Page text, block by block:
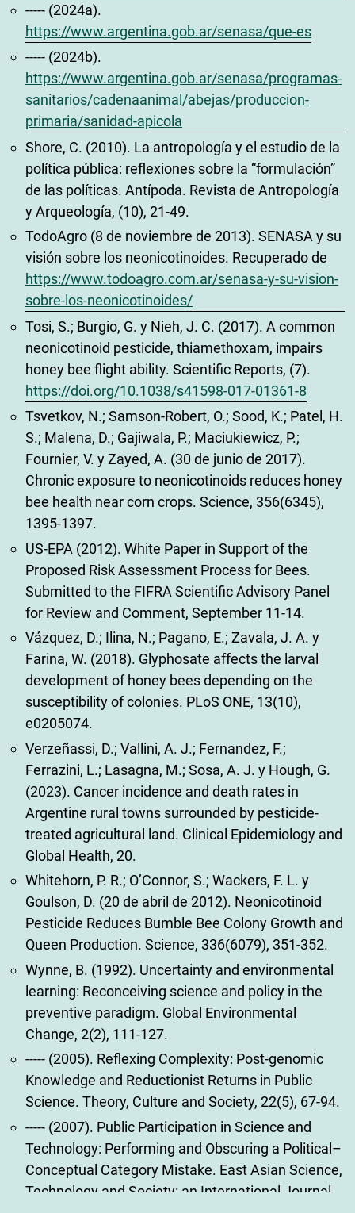
----- (2024a).
https://www.argentina.gob.ar/senasa/que-es
----- (2024b).
https://www.argentina.gob.ar/senasa/programas-
sanitarios/cadenaanimal/abejas/produccion-
primaria/sanidad-apicola
Shore, C. (2010). La antropología y el estudio de la
política pública: reflexiones sobre la “formulación”
de las políticas. Antípoda. Revista de Antropología
y Arqueología, (10), 21-49.
TodoAgro (8 de noviembre de 2013). SENASA y su
visión sobre los neonicotinoides. Recuperado de
https://www.todoagro.com.ar/senasa-y-su-vision-
sobre-los-neonicotinoides/
Tosi, S.; Burgio, G. y Nieh, J. C. (2017). A common
neonicotinoid pesticide, thiamethoxam, impairs
honey bee flight ability. Scientific Reports, (7).
https://doi.org/10.1038/s41598-017-01361-8
Tsvetkov, N.; Samson-Robert, O.; Sood, K.; Patel, H.
S.; Malena, D.; Gajiwala, P.; Maciukiewicz, P.;
Fournier, V. y Zayed, A. (30 de junio de 2017).
Chronic exposure to neonicotinoids reduces honey
bee health near corn crops. Science, 356(6345),
1395-1397.
US-EPA (2012). White Paper in Support of the
Proposed Risk Assessment Process for Bees.
Submitted to the FIFRA Scientific Advisory Panel
for Review and Comment, September 11-14.
Vázquez, D.; Ilina, N.; Pagano, E.; Zavala, J. A. y
Farina, W. (2018). Glyphosate affects the larval
development of honey bees depending on the
susceptibility of colonies. PLoS ONE, 13(10),
e0205074.
Verzeñassi, D.; Vallini, A. J.; Fernandez, F.;
Ferrazini, L.; Lasagna, M.; Sosa, A. J. y Hough, G.
(2023). Cancer incidence and death rates in
Argentine rural towns surrounded by pesticide-
treated agricultural land. Clinical Epidemiology and
Global Health, 20.
Whitehorn, P. R.; O’Connor, S.; Wackers, F. L. y
Goulson, D. (20 de abril de 2012). Neonicotinoid
Pesticide Reduces Bumble Bee Colony Growth and
Queen Production. Science, 336(6079), 351-352.
Wynne, B. (1992). Uncertainty and environmental
learning: Reconceiving science and policy in the
preventive paradigm. Global Environmental
Change, 2(2), 111-127.
----- (2005). Reflexing Complexity: Post-genomic
Knowledge and Reductionist Returns in Public
Science. Theory, Culture and Society, 22(5), 67-94.
----- (2007). Public Participation in Science and
Technology: Performing and Obscuring a Political–
Conceptual Category Mistake. East Asian Science,
Technology and Society: an International Journal,